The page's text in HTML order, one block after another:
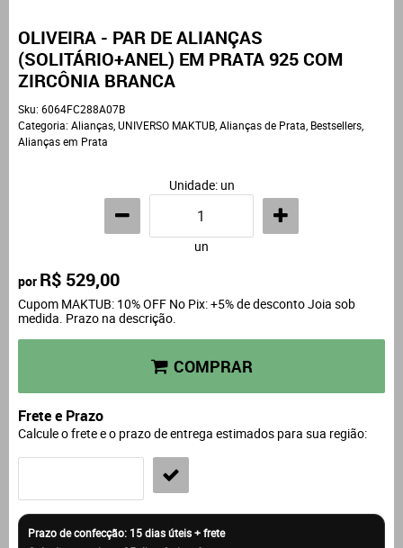
OLIVEIRA - PAR DE ALIANÇAS
(SOLITÁRIO+ANEL) EM PRATA 925 COM
ZIRCÔNIA BRANCA
Sku: 6064FC288A07B
Categoria: Alianças UNIVERSO MAKTUB Alianças de Prata Bestsellers
Alianças em Prata
Unidade: un
un
por R$ 529,00
Cupom MAKTUB: 10% OFF No Pix: +5% de desconto Joia sob
medida. Prazo na descrição.
COMPRAR
Frete e Prazo
Calcule o frete e o prazo de entrega estimados para sua região: